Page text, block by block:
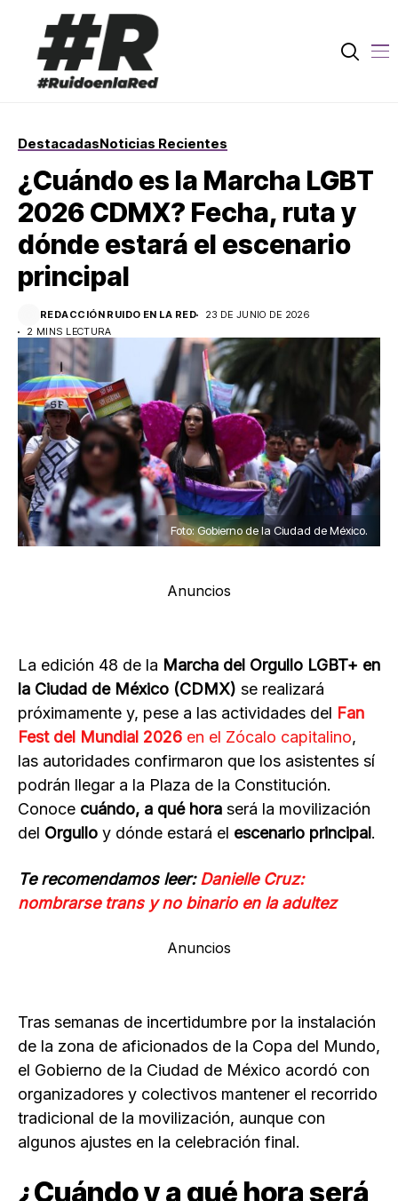
DestacadasNoticias Recientes
¿Cuándo es la Marcha LGBT
2026 CDMX? Fecha, ruta y
dónde estará el escenario
principal
REDACCIÓN RUIDO EN LA RED
23 DE JUNIO DE 2026
2 MINS LECTURA
Foto: Gobierno de la Ciudad de México.
Anuncios
La edición 48 de la Marcha del Orgullo LGBT+ en
la Ciudad de México (CDMX) se realizará
próximamente y, pese a las actividades del Fan
Fest del Mundial 2026 en el Zócalo capitalino,
las autoridades confirmaron que los asistentes sí
podrán llegar a la Plaza de la Constitución.
Conoce cuándo, a qué hora será la movilización
del Orgullo y dónde estará el escenario principal.
Te recomendamos leer:Danielle Cruz:
nombrarse trans y no binario en la adultez
Anuncios
Tras semanas de incertidumbre por la instalación
de la zona de aficionados de la Copa del Mundo,
el Gobierno de la Ciudad de México acordó con
organizadores y colectivos mantener el recorrido
tradicional de la movilización, aunque con
algunos ajustes en la celebración final.
¿Cuándo y a qué hora será